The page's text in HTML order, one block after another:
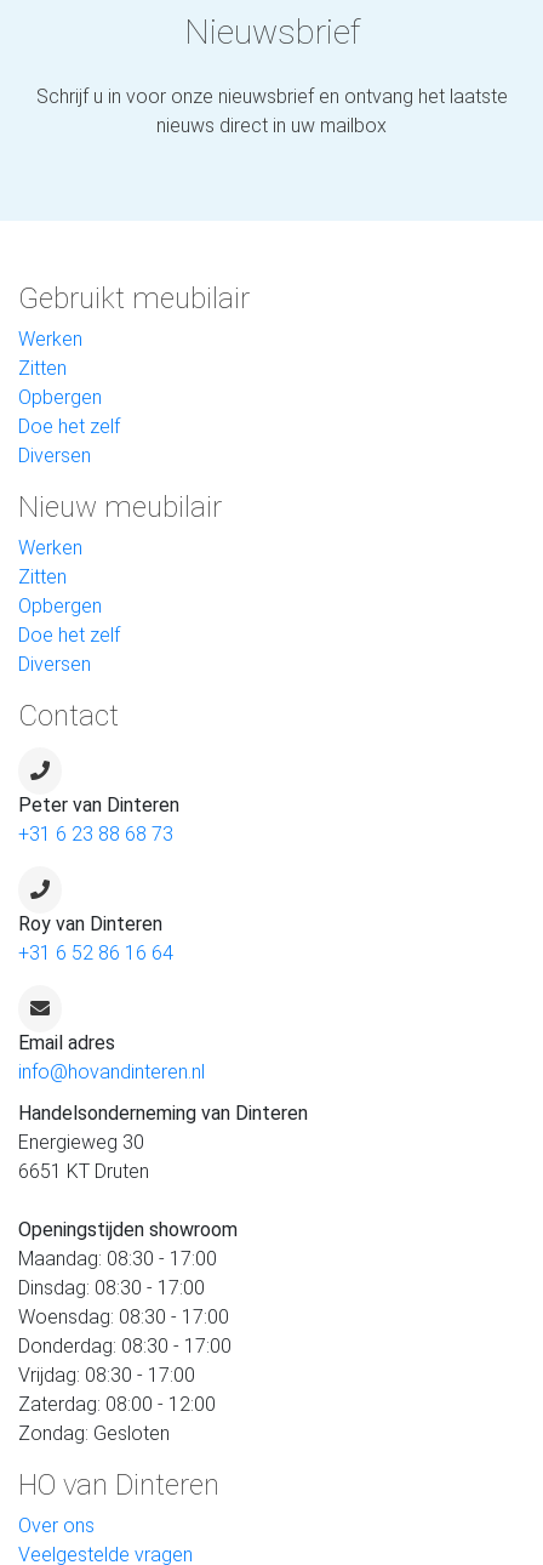
Nieuwsbrief
Schrijf u in voor onze nieuwsbrief en ontvang het laatste
nieuws direct in uw mailbox
Gebruikt meubilair
Werken
Zitten
Opbergen
Doe het zelf
Diversen
Nieuw meubilair
Werken
Zitten
Opbergen
Doe het zelf
Diversen
Contact
Peter van Dinteren
+31 6 23 88 68 73
Roy van Dinteren
+31 6 52 86 16 64
Email adres
info@hovandinteren.nl
Handelsonderneming van Dinteren
Energieweg 30
6651 KT Druten
Openingstijden showroom
Maandag: 08:30 - 17:00
Dinsdag: 08:30 - 17:00
Woensdag: 08:30 - 17:00
Donderdag: 08:30 - 17:00
Vrijdag: 08:30 - 17:00
Zaterdag: 08:00 - 12:00
Zondag: Gesloten
HO van Dinteren
Over ons
Veelgestelde vragen